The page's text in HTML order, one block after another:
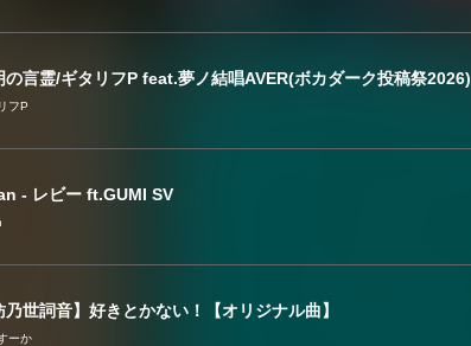
の言霊/ギタリフP feat.夢ノ結唱AVER(ボカダーク投稿祭2026)
フP
- レビー ft.GUMI SV
乃世詞音】好きとかない！【オリジナル曲】
ーか